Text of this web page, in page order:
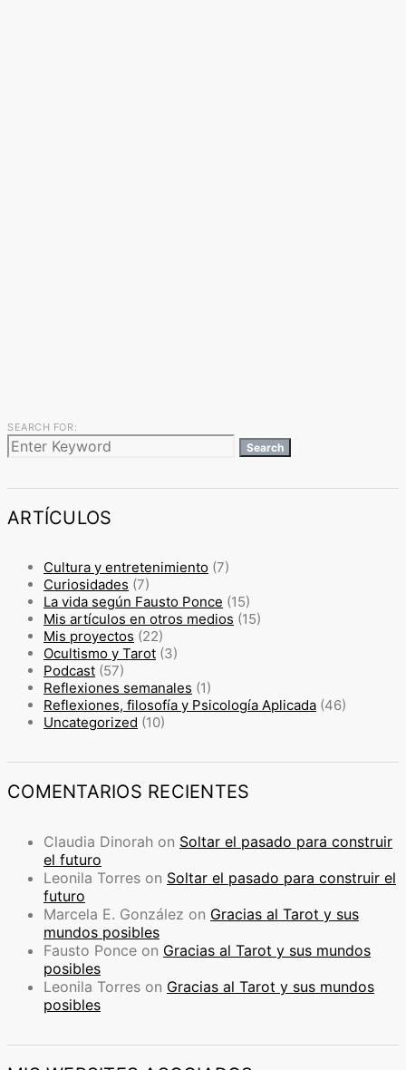
SEARCH FOR:
Search
ARTÍCULOS
Cultura y entretenimiento (7)
Curiosidades (7)
La vida según Fausto Ponce (15)
Mis artículos en otros medios (15)
Mis proyectos (22)
Ocultismo y Tarot (3)
Podcast (57)
Reflexiones semanales (1)
Reflexiones, filosofía y Psicología Aplicada (46)
Uncategorized (10)
COMENTARIOS RECIENTES
Claudia Dinorah on Soltar el pasado para construir
el futuro
Leonila Torres on Soltar el pasado para construir el
futuro
Marcela E. González on Gracias al Tarot y sus
mundos posibles
Fausto Ponce on Gracias al Tarot y sus mundos
posibles
Leonila Torres on Gracias al Tarot y sus mundos
posibles